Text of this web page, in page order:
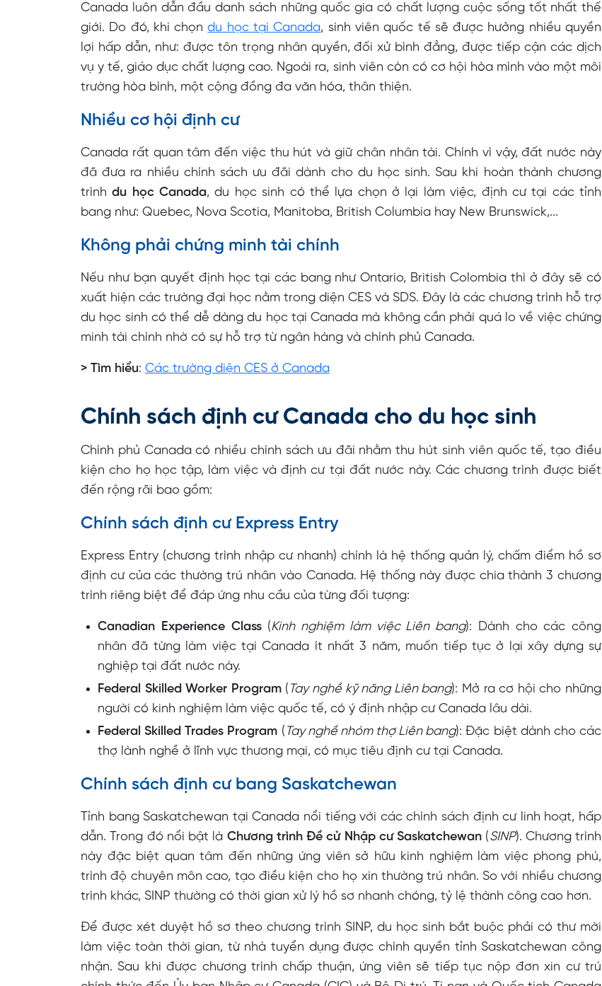
Canada luôn dẫn đầu danh sách những quốc gia có chất lượng cuộc sống tốt nhất thế
giới. Do đó, khi chọndu học tại Canada, sinh viên quốc tế sẽ được hưởng nhiều quyền
lợi hấp dẫn, như: được tôn trọng nhân quyền, đối xử bình đẳng, được tiếp cận các dịch
vụ y tế, giáo dục chất lượng cao. Ngoài ra, sinh viên còn có cơ hội hòa mình vào một môi
trường hòa bình, một cộng đồng đa văn hóa, thân thiện.
Nhiều cơ hội định cư
Canada rất quan tâm đến việc thu hút và giữ chân nhân tài. Chính vì vậy, đất nước này
đã đưa ra nhiều chính sách ưu đãi dành cho du học sinh. Sau khi hoàn thành chương
trìnhdu học Canada, du học sinh có thể lựa chọn ở lại làm việc, định cư tại các tỉnh
bang như: Quebec, Nova Scotia, Manitoba, British Columbia hay New Brunswick,...
Không phải chứng minh tài chính
Nếu như bạn quyết định học tại các bang như Ontario, British Colombia thì ở đây sẽ có
xuất hiện các trường đại học nằm trong diện CES và SDS. Đây là các chương trình hỗ trợ
du học sinh có thể dễ dàng du học tại Canada mà không cần phải quá lo về việc chứng
minh tài chính nhờ có sự hỗ trợ từ ngân hàng và chính phủ Canada.
> Tìm hiểu: Các trường diện CES ở Canada
Chính sách định cư Canada cho du học sinh
Chính phủ Canada có nhiều chính sách ưu đãi nhằm thu hút sinh viên quốc tế, tạo điều
kiện cho họ học tập, làm việc và định cư tại đất nước này. Các chương trình được biết
đến rộng rãi bao gồm:
Chính sách định cư Express Entry
Express Entry (chương trình nhập cư nhanh) chính là hệ thống quản lý, chấm điểm hồ sơ
định cư của các thường trú nhân vào Canada. Hệ thống này được chia thành 3 chương
trình riêng biệt để đáp ứng nhu cầu của từng đối tượng:
Canadian Experience Class(Kinh nghiệm làm việc Liên bang): Dành cho các công
nhân đã từng làm việc tại Canada ít nhất 3 năm, muốn tiếp tục ở lại xây dựng sự
nghiệp tại đất nước này.
Federal Skilled Worker Program( Tay nghề kỹ năng Liên bang): Mở ra cơ hội cho những
người có kinh nghiệm làm việc quốc tế, có ý định nhập cư Canada lâu dài.
Federal Skilled Trades Program ( Tay nghề nhóm thợ Liên bang): Đặc biệt dành cho các
thợ lành nghề ở lĩnh vực thương mại, có mục tiêu định cư tại Canada.
Chính sách định cư bang Saskatchewan
Tỉnh bang Saskatchewan tại Canada nổi tiếng với các chính sách định cư linh hoạt, hấp
dẫn. Trong đó nổi bật là Chương trình Đề cử Nhập cư Saskatchewan (SINP). Chương trình
này đặc biệt quan tâm đến những ứng viên sở hữu kinh nghiệm làm việc phong phú,
trình độ chuyên môn cao, tạo điều kiện cho họ xin thường trú nhân. So với nhiều chương
trình khác, SINP thường có thời gian xử lý hồ sơ nhanh chóng, tỷ lệ thành công cao hơn.
Để được xét duyệt hồ sơ theo chương trình SINP, du học sinh bắt buộc phải có thư mời
làm việc toàn thời gian, từ nhà tuyển dụng được chính quyền tỉnh Saskatchewan công
nhận. Sau khi được chương trình chấp thuận, ứng viên sẽ tiếp tục nộp đơn xin cư trú